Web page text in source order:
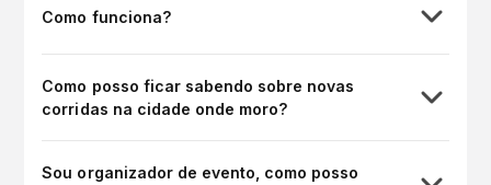
Como funciona?
Como posso ficar sabendo sobre novas
corridas na cidade onde moro?
Sou organizador de evento, como posso